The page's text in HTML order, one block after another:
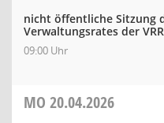
nicht öffentliche Sitzung
Verwaltungsrates der
09:00 Uhr
MO 20.04.2026